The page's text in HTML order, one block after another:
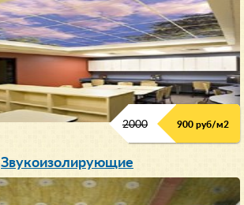
2000 900 руб/м2
Звукоизолирующие